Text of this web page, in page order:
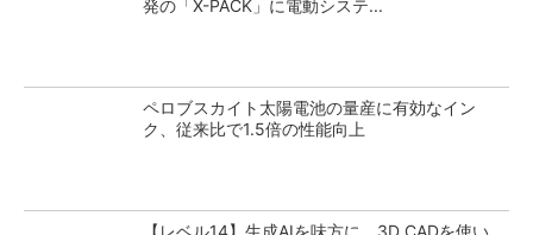
発の「X-PACK」に電動システ...
ペロブスカイト太陽電池の量産に有効なイン
ク、従来比で1.5倍の性能向上
【レベル14】生成AIを味方に、3D CADを使い